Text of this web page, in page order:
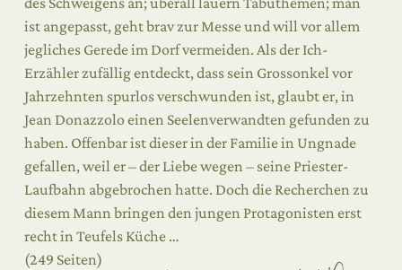
ist angepasst, geht brav zur Messe und will vor allem
jegliches Gerede im Dorf vermeiden. Als der Ich-
Erzähler zufällig entdeckt, dass sein Grossonkel vor
Jahrzehntenspurlos verschwunden ist, glaubt er, in
Jean Donazzolo einen Seelenverwandten gefunden zu
haben. Offenbar ist dieser in der Familie in Ungnade
gefallen, weil er – der Liebe wegen – seine Priester-
Laufbahn abgebrochenhatte. Doch die Recherchen zu
diesem Mann bringen den jungen Protagonisten erst
recht in Teufels Küche …
(249 Seiten)